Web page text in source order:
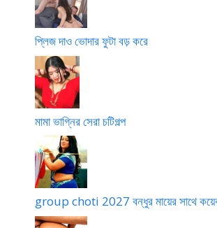
প্লিজ দাও ভোদার ফুটা বড় করে
মামা ভাগ্নির সেরা চটিগল্প
group choti 2027 বন্ধুর মায়ের সাথে